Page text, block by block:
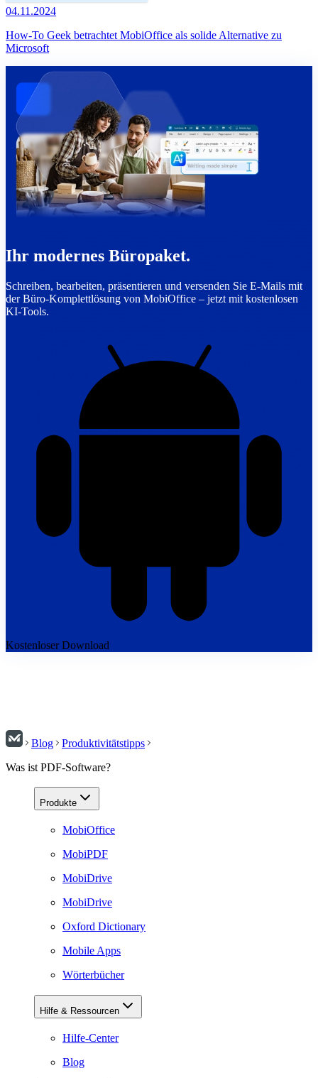
04.11.2024
How-To Geek betrachtet MobiOffice als solide Alternative zu
Microsoft
Ihr modernes Büropaket.
Schreiben, bearbeiten, präsentieren und versenden Sie E-Mails mit
der Büro-Komplettlösung von MobiOffice – jetzt mit kostenlosen
KI-Tools.
Kostenloser Download
Blog
Produktivitätstipps
Was ist PDF-Software?
Produkte
MobiOffice
MobiPDF
MobiDrive
MobiDrive
Oxford Dictionary
Mobile Apps
Wörterbücher
Hilfe & Ressourcen
Hilfe-Center
Blog